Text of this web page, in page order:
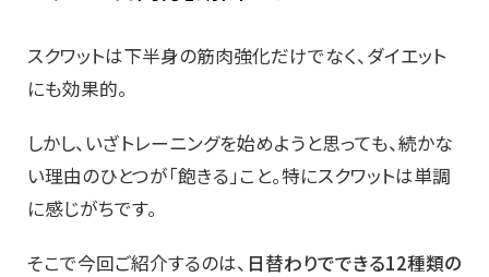
スクワットは下半身の筋肉強化だけでなく、ダイエット
にも効果的。
しかし、いざトレーニングを始めようと思っても、続かな
い理由のひとつが「飽きる」こと。特にスクワットは単調
に感じがちです。
そこで今回ご紹介するのは、 日替わりでできる12種類の